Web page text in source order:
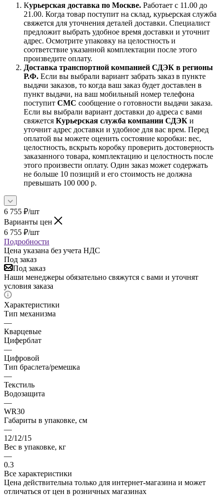
Курьерская доставка по Москве. Работает с 11.00 до
21.00. Когда товар поступит на склад, курьерская служба
свяжется для уточнения деталей доставки. Специалист
предложит выбрать удобное время доставки и уточнит
адрес. Осмотрите упаковку на целостность и
соответствие указанной комплектации после этого
произведите оплату.
Доставка транспортной компанией СДЭК в регионы
Р.Ф. Если вы выбрали вариант забрать заказ в пункте
выдачи заказов, то когда ваш заказ будет доставлен в
пункт выдачи, на ваш мобильный номер телефона
поступит СМС сообщение о готовности выдачи заказа.
Если вы выбрали вариант доставки до адреса с вами
свяжется Курьерская служба компании СДЭК и
уточнит адрес доставки и удобное для вас врем. Перед
оплатой вы можете оценить состояние коробки: вес,
целостность, вскрыть коробку проверить достоверность
заказанного товара, комплектацию и целостность после
этого произвести оплату. Один заказ может содержать
не больше 10 позиций и его стоимость не должна
превышать 100 000 р.
6 755 ₽/шт
Варианты цен
6 755 ₽/шт
Подробности
Цена указана без учета НДС
Под заказ
Под заказ
Наши менеджеры обязательно свяжутся с вами и уточнят
условия заказа
Характеристики
Тип механизма
—
Кварцевые
Циферблат
—
Цифровой
Тип браслета/ремешка
—
Текстиль
Водозащита
—
WR30
Габариты в упаковке, см
—
12/12/15
Вес в упаковке, кг
—
0.3
Все характеристики
Цена действительна только для интернет-магазина и может
отличаться от цен в розничных магазинах